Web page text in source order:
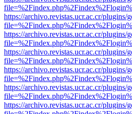
https://archivo.revistas.ucr.ac.cr/
https://archivo.revistas.ucr.ac.cr/
https://archivo.revistas.ucr.ac.cr/
https://archivo.revistas.ucr.ac.cr/
https://archivo.revistas.ucr.ac.cr/
https://archivo.revistas.ucr.ac.cr/